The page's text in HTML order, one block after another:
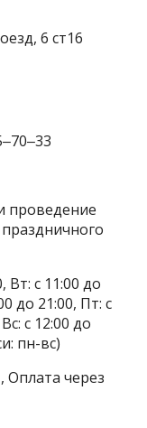
6 ст16
проведение
Вт: с 11:00 до
до 21:00, Пт: с
с 12:00 до
пн-вс)
Оплата через